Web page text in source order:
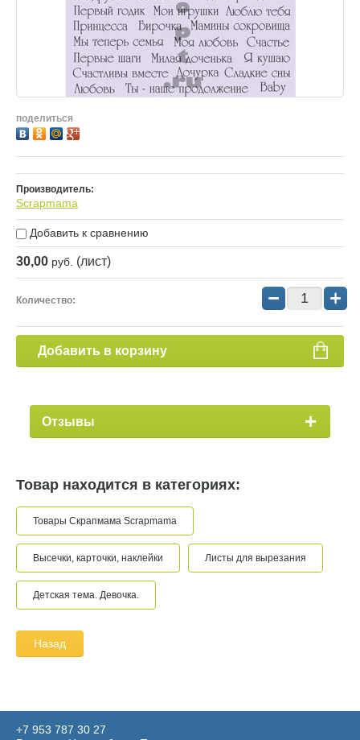
поделиться
Производитель:
Scrapmama
Добавить к сравнению
30,00 руб. (лист)
Количество: − +
Добавить в корзину
Отзывы
Товар находится в категориях:
Товары Скрапмама Scrapmama
Высечки, карточки, наклейки Листы для вырезания
Детская тема. Девочка.
Назад
+7 953 787 30 27